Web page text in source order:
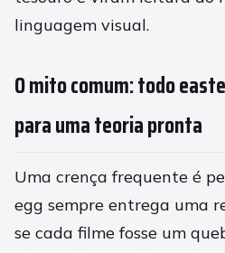
linguagem visual.
O mito comum: todo
para uma teoria pronta
Uma crença frequente é
egg sempre entrega uma
se cada filme fosse um